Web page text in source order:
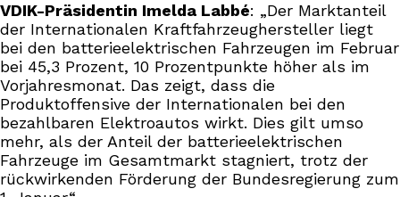
VDIK-Präsidentin Imelda Labbé: „Der Marktanteil
der Internationalen Kraftfahrzeughersteller liegt
bei den batterieelektrischen Fahrzeugen im Februar
bei 45,3 Prozent, 10 Prozentpunkte höher als im
Vorjahresmonat. Das zeigt, dass die
Produktoffensive der Internationalen bei den
bezahlbaren Elektroautos wirkt. Dies gilt umso
mehr, als der Anteil der batterieelektrischen
Fahrzeuge im Gesamtmarkt stagniert, trotz der
rückwirkenden Förderung der Bundesregierung zum